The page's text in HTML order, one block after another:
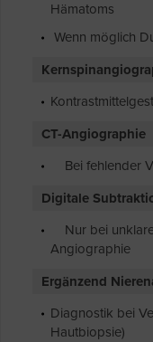
Hämatoms
Wenn möglich
CT-Angiographie
Bei fehlender
Digitale
Nur bei
Angiographie
Ergänzend
Diagnostik bei
Hautbiopsie)